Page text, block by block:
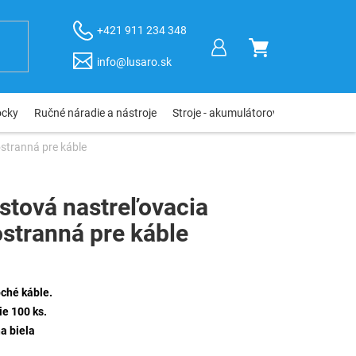
+421 911 234 348
info@lusaro.sk
NÁKUPNÝ
Ručné náradie a nástroje Stroje - akumulátorové, elektro,
pre káble
káble.
100 ks.
biela
nastreľovacia
pre káble